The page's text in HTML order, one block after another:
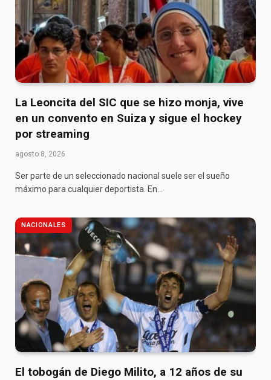
La Leoncita del SIC que se hizo monja, vive
en un convento en Suiza y sigue el hockey
por streaming
agosto 8, 2026
Ser parte de un seleccionado nacional suele ser el sueño
máximo para cualquier deportista. En…
NACIONALES
El tobogán de Diego Milito, a 12 años de su